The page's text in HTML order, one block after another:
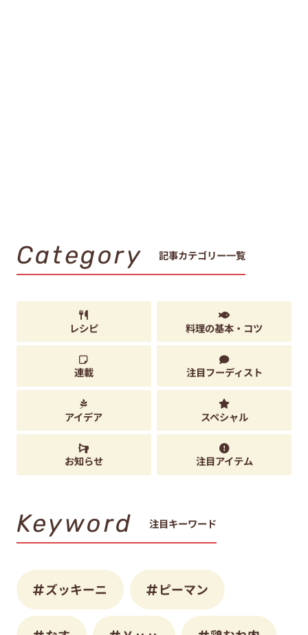
Category 記事カテゴリー一覧
レシピ 料理の基本・コツ
連載 注目フーディスト
アイデア スペシャル
お知らせ 注目アイテム
Keyword 注目キーワード
ズッキーニ ピーマン